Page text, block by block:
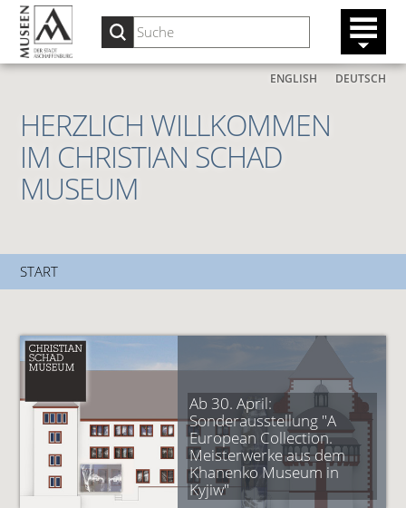
HERZLICH WILLKOMMEN
IM CHRISTIAN SCHAD
MUSEUM
DEUTSCH
ENGLISH
START
Ab 30. April:
Sonderausstellung "A
European Collection.
Meisterwerke aus dem
Khanenko Museum in
Kyjiw"